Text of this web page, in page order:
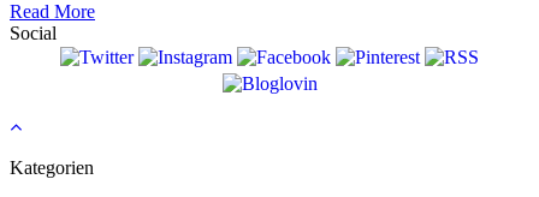
Read More
Social
Kategorien